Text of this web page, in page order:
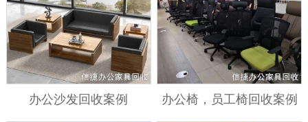
办公沙发回收案例 办公椅，员工椅回收案例